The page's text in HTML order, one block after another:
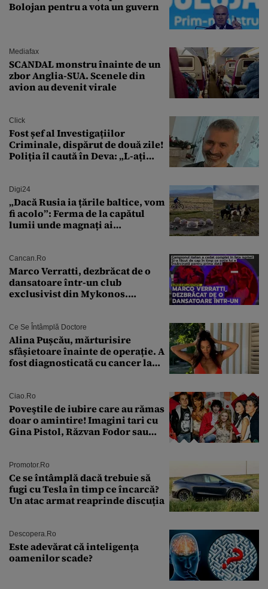
Bolojan pentru a vota un guvern
Mediafax
SCANDAL monstru înainte de un
zbor Anglia-SUA. Scenele din
avion au devenit virale
Click
Fost șef al Investigațiilor
Criminale, dispărut de două zile!
Poliția îl caută în Deva: „L-ați
Digi24
„Dacă Rusia ia țările baltice, vom
fi acolo”: Ferma de la capătul
lumii unde magnați ai
Cancan.ro
Marco Verratti, dezbrăcat de o
dansatoare într-un club
exclusivist din Mykonos.
Ce Se Întâmplă Doctore
Alina Pușcău, mărturisire
sfâșietoare înainte de operație. A
fost diagnosticată cu cancer la
îmi salvez viața”
Ciao.ro
Poveştile de iubire care au rămas
doar o amintire! Imagini tari cu
Gina Pistol, Răzvan Fodor sau
Promotor.ro
Ce se întâmplă dacă trebuie să
fugi cu Tesla în timp ce încarcă?
Un atac armat reaprinde discuția
Descopera.ro
Este adevărat că inteligența
oamenilor scade?